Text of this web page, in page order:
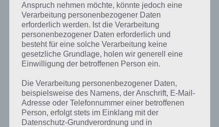
Anspruch nehmen möchte, könnte jedoch eine
Verarbeitung personenbezogener Daten
erforderlich werden. Ist die Verarbeitung
personenbezogener Daten erforderlich und
besteht für eine solche Verarbeitung keine
gesetzliche Grundlage, holen wir generell eine
Einwilligung der betroffenen Person ein.
Die Verarbeitung personenbezogener Daten,
beispielsweise des Namens, der Anschrift, E-Mail-
Adresse oder Telefonnummer einer betroffenen
Person, erfolgt stets im Einklang mit der
Datenschutz-Grundverordnung und in